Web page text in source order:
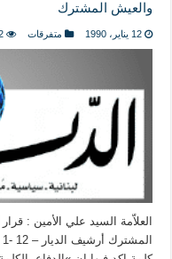
لن تحمينا مذاهبنا ولا طوائفنا ولا
المذاهب ليست قدرًا لا يمكن تجاوزه
ليست المنفعة تأتي من إسلامية
المتهاون بوطنه متهاون بدينه حتماً
نسج العلاقة مع الآخر تكون من
والعيش المشترك
12 يناير، 1990 متفرقات
العلاّمة السيد علي الأمين :